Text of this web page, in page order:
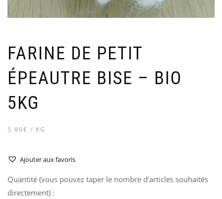
FARINE DE PETIT
ÉPEAUTRE BISE – BIO
5KG
5.80€ / KG
Ajouter aux favoris
Quantité (vous pouvez taper le nombre d'articles souhaités
directement) :